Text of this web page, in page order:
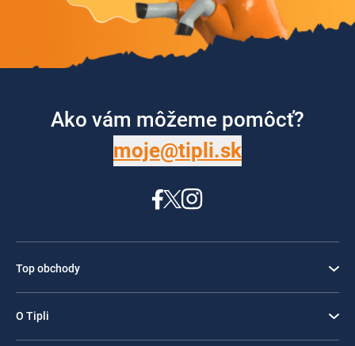
Ako vám môžeme pomôcť?
moje@tipli.sk
Top obchody
O Tipli